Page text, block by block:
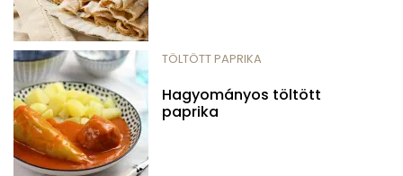
TÖLTÖTT PAPRIKA
Hagyományos töltött
paprika